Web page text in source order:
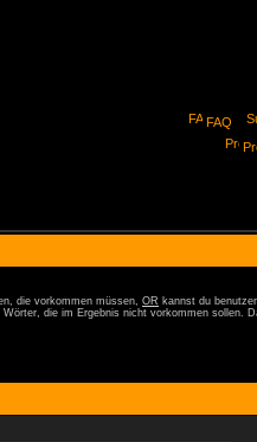
FAQ
die vorkommen müssen, OR kannst du
Wörter, die im Ergebnis nicht vorkommen sollen.